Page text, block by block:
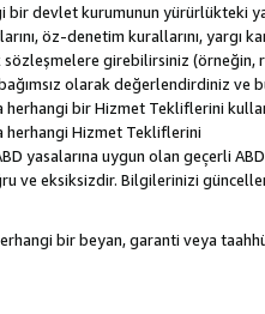
bir devlet kurumunun yürürlükteki
öz-denetim kurallarını, yargı
girebilirsiniz (örneğin,
olarak değerlendirdiniz ve
herhangi bir Hizmet Tekliflerini
herhangi Hizmet Tekliflerini
yasalarına uygun olan geçerli ABD
ve eksiksizdir. Bilgilerinizi
bir beyan, garanti veya